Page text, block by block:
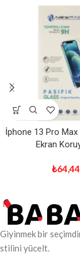
İphone 13 Pro
Ekran
₺64,44
Giyinmek bir
stilini yücelt.